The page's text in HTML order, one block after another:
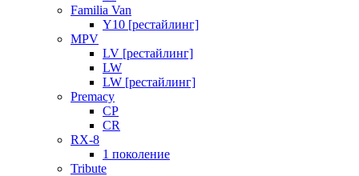
Familia Van
Y10 [рестайлинг]
MPV
LV [рестайлинг]
LW
LW [рестайлинг]
Premacy
CP
CR
RX-8
1 поколение
Tribute